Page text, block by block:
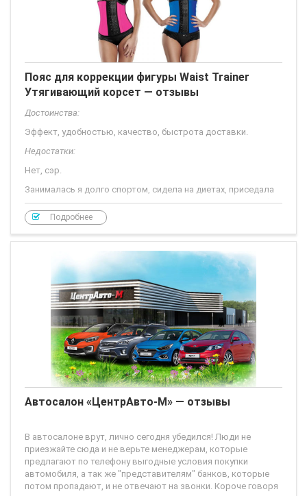
Пояс для коррекции фигуры Waist Trainer
Утягивающий корсет — отзывы
Достоинства:
Эффект, удобностью, качество, быстрота доставки.
Недостатки:
Нет, сэр.
Занималась я долго спортом, сидела на диетах, приседала
по утрам, пила все, что можно и никак не могла ничем себе
помочь. Мне надо было совсем чуть-чуть сбросить, но, увы
ничего не
Подробнее
Автосалон «ЦентрАвто-М» — отзывы
В автосалоне врут, лично сегодня убедился! Люди не
приезжайте сюда и не верьте менеджерам, которые
предлагают по телефону выгодные условия покупки
автомобиля, а так же "представителям" банков, которые
потом пропадают, и не отвечают на звонки. Короче говоря